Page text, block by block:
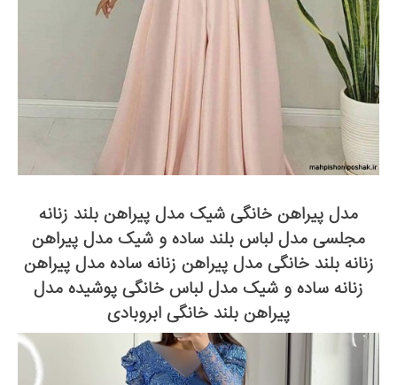
مدل پیراهن خانگی شیک مدل پیراهن بلند زنانه
مجلسی مدل لباس بلند ساده و شیک مدل پیراهن
زنانه بلند خانگی مدل پیراهن زنانه ساده مدل پیراهن
زنانه ساده و شیک مدل لباس خانگی پوشیده مدل
پیراهن بلند خانگی ابروبادی